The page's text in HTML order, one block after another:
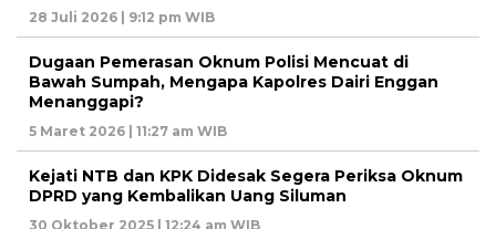
28 Juli 2026 | 9:12 pm WIB
Dugaan Pemerasan Oknum Polisi Mencuat di
Bawah Sumpah, Mengapa Kapolres Dairi Enggan
Menanggapi?
5 Maret 2026 | 11:27 am WIB
Kejati NTB dan KPK Didesak Segera Periksa Oknum
DPRD yang Kembalikan Uang Siluman
30 Oktober 2025 | 12:24 am WIB